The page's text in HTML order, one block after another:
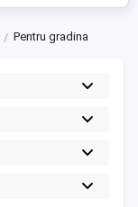
Pentru gradina